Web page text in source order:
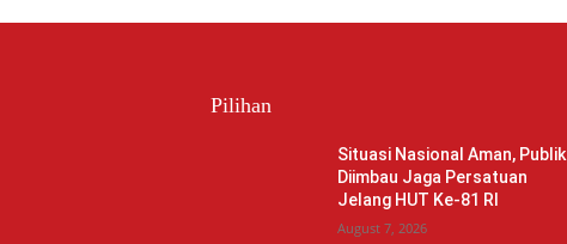
Pilihan
Situasi Nasional Aman, Publik
Diimbau Jaga Persatuan
Jelang HUT Ke-81 RI
August 7, 2026